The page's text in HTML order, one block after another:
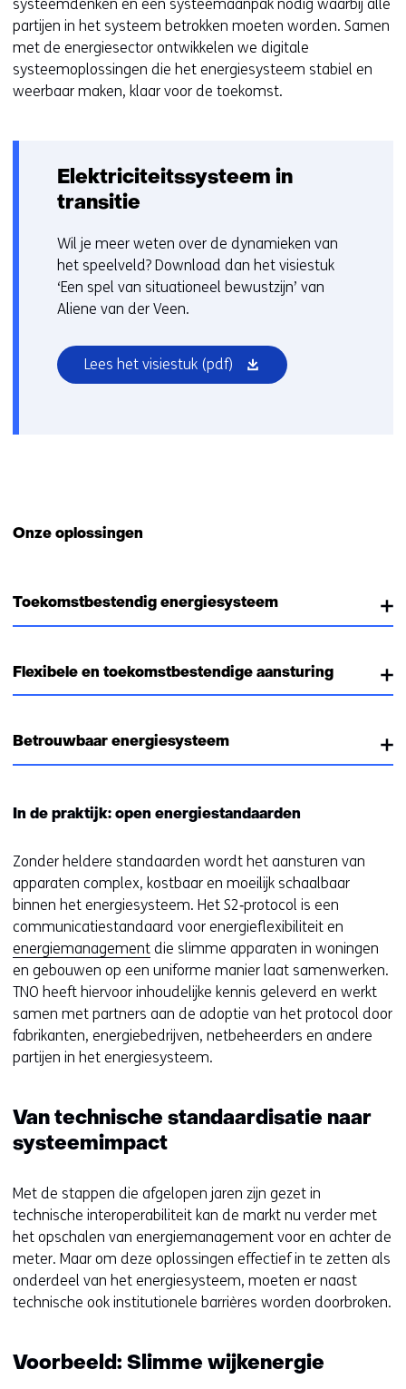
systeemdenken en een systeemaanpak nodig waarbij alle
partijen in het systeem betrokken moeten worden. Samen
met de energiesector ontwikkelen we digitale
systeemoplossingen die het energiesysteem stabiel en
weerbaar maken, klaar voor de toekomst.
Elektriciteitssysteem in
transitie
Wil je meer weten over de dynamieken van
het speelveld? Download dan het visiestuk
‘Een spel van situationeel bewustzijn’ van
Aliene van der Veen.
Lees het visiestuk (pdf) (opent
in
Onze oplossingen
Toekomstbestendig energiesysteem
Flexibele en toekomstbestendige aansturing
Betrouwbaar energiesysteem
In de praktijk: open energiestandaarden
Zonder heldere standaarden wordt het aansturen van
apparaten complex, kostbaar en moeilijk schaalbaar
binnen het energiesysteem. Het S2‑protocol is een
communicatiestandaard voor energieflexibiliteit en
energiemanagement die slimme apparaten in woningen
en gebouwen op een uniforme manier laat samenwerken.
TNO heeft hiervoor inhoudelijke kennis geleverd en werkt
samen met partners aan de adoptie van het protocol door
fabrikanten, energiebedrijven, netbeheerders en andere
partijen in het energiesysteem.
Van technische standaardisatie naar
systeemimpact
Met de stappen die afgelopen jaren zijn gezet in
technische interoperabiliteit kan de markt nu verder met
het opschalen van energiemanagement voor en achter de
meter. Maar om deze oplossingen effectief in te zetten als
onderdeel van het energiesysteem, moeten er naast
technische ook institutionele barrières worden doorbroken.
Voorbeeld: Slimme wijkenergie